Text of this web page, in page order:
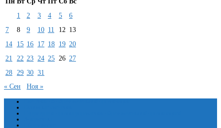
1
2 3 4 5
6
7
8 9 10 11 12 13
14
15 16 17 18 19 20
21
22 23 24 25 26 27
28
29 30 31
« Сен
Ноя »